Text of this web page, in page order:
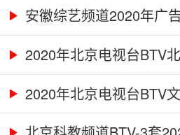
安徽综艺频道2020年广
2020年北京电视台BTV
2020年北京电视台BTV